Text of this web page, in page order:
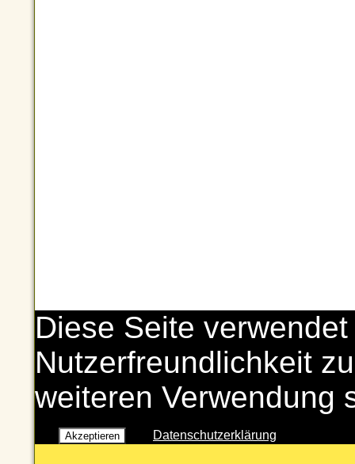
Diese Seite
Nutzerfreundlichkeit
weiteren Verwendung
Akzeptieren Datenschutzerklärung